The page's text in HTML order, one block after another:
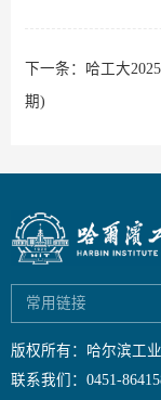
下一条： 哈工大
期)
常用链接
版权所有：哈尔滨工
联系我们：0451-